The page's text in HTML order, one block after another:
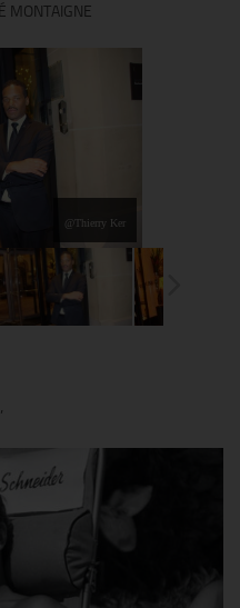
MONTAIGNE
@Thierry Ker